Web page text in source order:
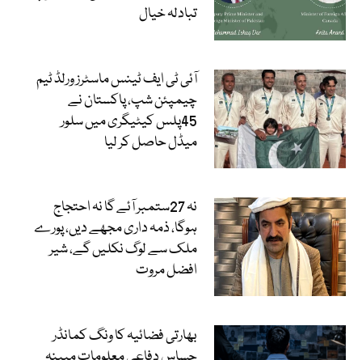
تبادلہ خیال
آئی ٹی ایف ٹینس ماسٹرز ورلڈ ٹیم
چیمپئن شپ، پاکستان نے
45پلس کیٹیگری میں سلور
میڈل حاصل کر لیا
نہ 27ستمبر آئے گا نہ احتجاج
ہوگا، ذمہ داری مجھے دیں، پورے
ملک سے لوگ نکلیں گے، شیر
افضل مروت
بھارتی فضائیہ کا ونگ کمانڈر